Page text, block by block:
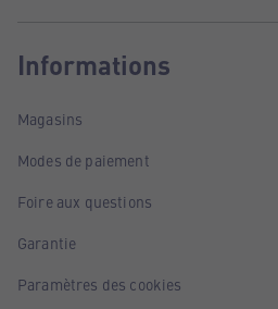
Informations
Magasins
Modes de paiement
Foire aux questions
Garantie
Paramètres des cookies